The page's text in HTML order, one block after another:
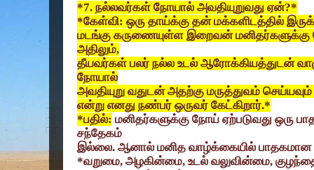
*7. நல்லவர்கள் நோயால் அவதியுறுவது ஏன்?*
*கேள்வி: ஒரு தாய்க்கு தன் மக்களிடத்தில்
மடங்கு கருணையுள்ள இறைவன்
அதிலும்,
தீயவர்கள் பலர் நல்ல உடல் ஆரோக்கியத்துடன்
நோயால்
அவதியுறு வதுடன் அதற்கு மருத்துவம் செய்யவும்
என்று எனது நண்பர் ஒருவர் கேட்கிறார்.*
*பதில்: மனிதர்களுக்கு நோய் ஏற்படுவது ஒரு
சந்தேகம்
இல்லை. ஆனால் மனித வாழ்க்கையில்
*வறுமை, அழகின்மை, உடல் வலுவின்மை,